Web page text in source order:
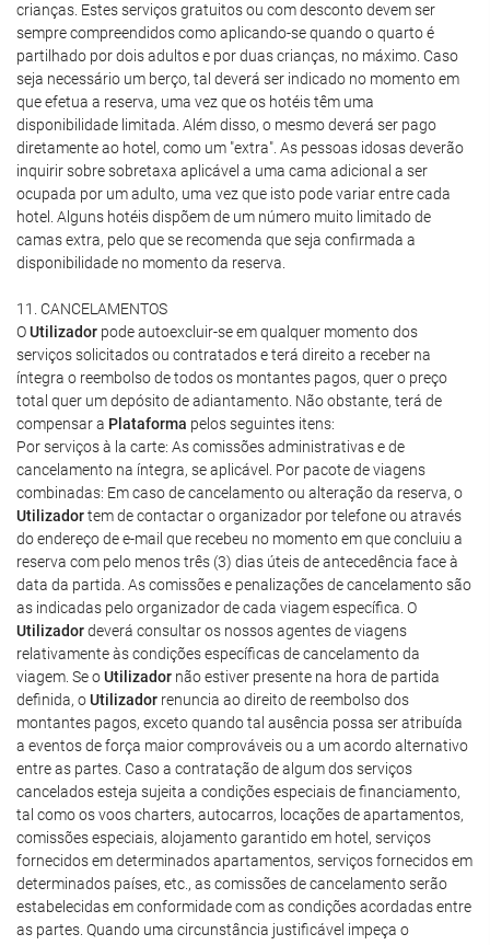
crianças. Estes serviços gratuitos ou com desconto devem ser
sempre compreendidos como aplicando-se quando o quarto é
partilhado por dois adultos e por duas crianças, no máximo. Caso
seja necessário um berço, tal deverá ser indicado no momento em
que efetua a reserva, uma vez que os hotéis têm uma
disponibilidade limitada. Além disso, o mesmo deverá ser pago
diretamente ao hotel, como um "extra". As pessoas idosas deverão
inquirir sobre sobretaxa aplicável a uma cama adicional a ser
ocupada por um adulto, uma vez que isto pode variar entre cada
hotel. Alguns hotéis dispõem de um número muito limitado de
camas extra, pelo que se recomenda que seja confirmada a
disponibilidade no momento da reserva.
11. CANCELAMENTOS
OUtilizador pode autoexcluir-se em qualquer momento dos
serviços solicitados ou contratados e terá direito a receber na
íntegra o reembolso de todos os montantes pagos, quer o preço
total quer um depósito de adiantamento. Não obstante, terá de
compensar a Plataforma pelos seguintes itens:
Por serviços à la carte: As comissões administrativas e de
cancelamento na íntegra, se aplicável. Por pacote de viagens
combinadas: Em caso de cancelamento ou alteração da reserva, o
Utilizadortem de contactar o organizador por telefone ou através
do endereço de e-mail que recebeu no momento em que concluiu a
reserva com pelo menos três (3) dias úteis de antecedência face à
data da partida. As comissões e penalizações de cancelamento são
as indicadas pelo organizador de cada viagem específica. O
Utilizadordeverá consultar os nossos agentes de viagens
relativamente às condições específicas de cancelamento da
viagem. Se oUtilizador não estiver presente na hora de partida
definida, oUtilizador renuncia ao direito de reembolso dos
montantes pagos, exceto quando tal ausência possa ser atribuída
a eventos de força maior comprováveis ou a um acordo alternativo
entre as partes. Caso a contratação de algum dos serviços
cancelados esteja sujeita a condições especiais de financiamento,
tal como os voos charters, autocarros, locações de apartamentos,
comissões especiais, alojamento garantido em hotel, serviços
fornecidos em determinados apartamentos, serviços fornecidos em
determinados países, etc., as comissões de cancelamento serão
estabelecidas em conformidade com as condições acordadas entre
as partes. Quando uma circunstância justificável impeça o